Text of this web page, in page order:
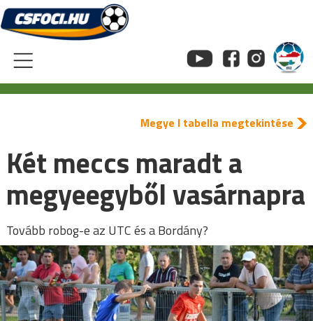
Skip
to
content
Megye I tabella megtekintése
Két meccs maradt a
megyeegyből vasárnapra
Tovább robog-e az UTC és a Bordány?